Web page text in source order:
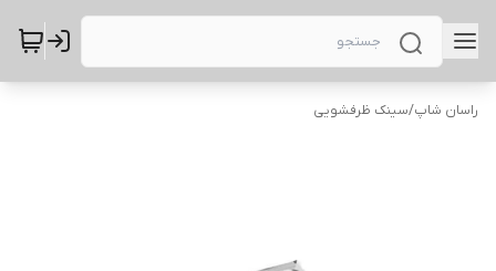
راسان شاپ/سینک ظرفشویی